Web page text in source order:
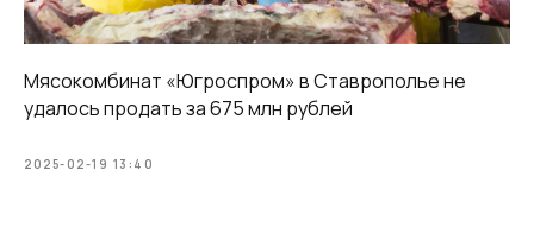
Мясокомбинат «Югроспром» в Ставрополье не
удалось продать за 675 млн рублей
2025-02-19 13:40